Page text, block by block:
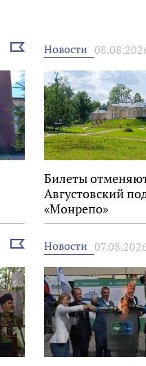
Выбрать
новость
Новости
Билеты
Августовский
«Монрепо»
Выбрать
новость
Новости